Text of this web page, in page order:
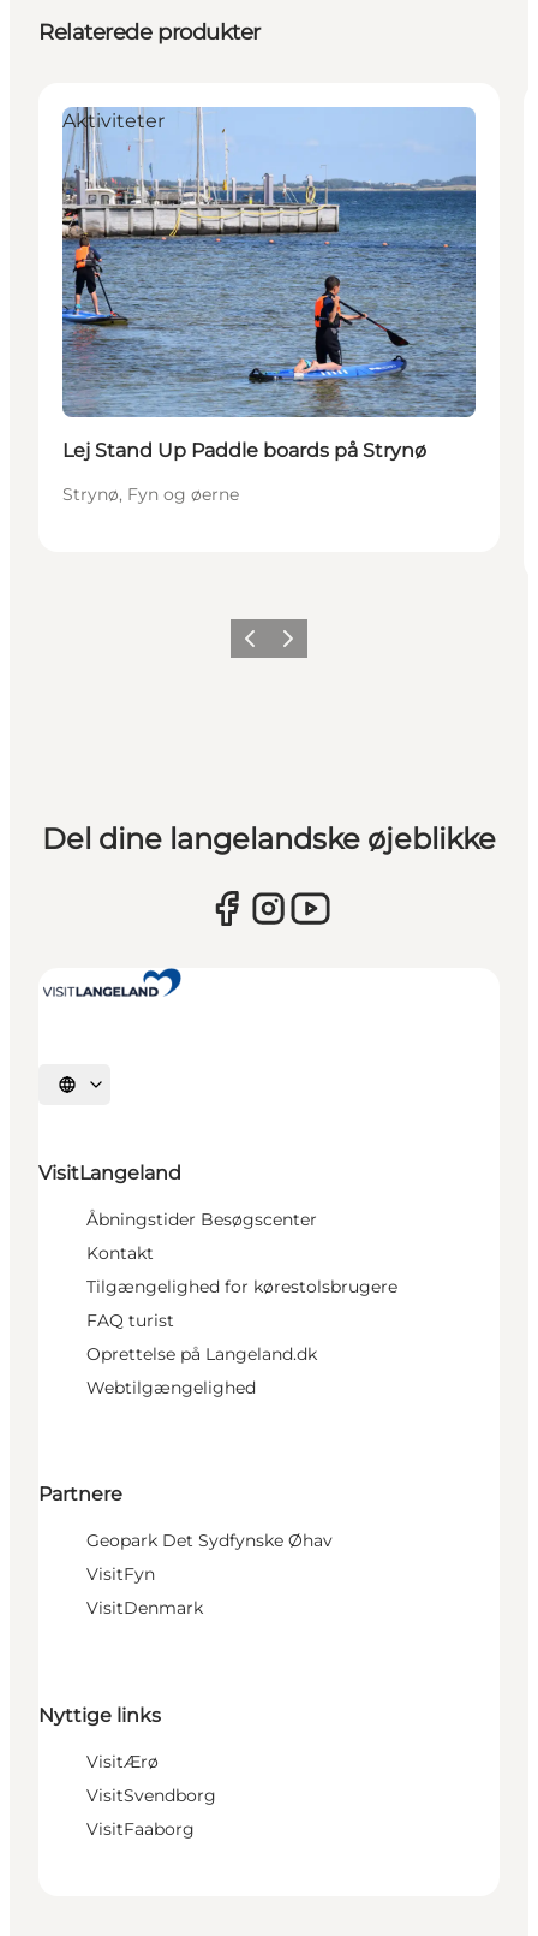
Relaterede produkter
Aktiviteter
Lej Stand Up Paddle boards på Strynø
Strynø, Fyn og øerne
ForrigeNæste
Del dine langelandske øjeblikke
Vælg sprog
VisitLangeland
Åbningstider Besøgscenter
Kontakt
Tilgængelighed for kørestolsbrugere
FAQ turist
Oprettelse på Langeland.dk
Webtilgængelighed
Partnere
Geopark Det Sydfynske Øhav
VisitFyn
VisitDenmark
Nyttige links
VisitÆrø
VisitSvendborg
VisitFaaborg